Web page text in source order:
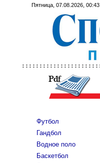
Пятница, 07.08.2026, 00:43
Футбол
Гандбол
Водное поло
Баскетбол